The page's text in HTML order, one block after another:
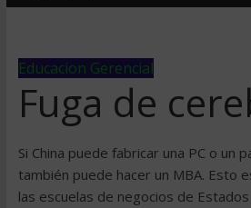
Educacion Gerencial
Fuga de
Si China puede fabricar una PC o un
también puede hacer un MBA. Esto
las escuelas de negocios de